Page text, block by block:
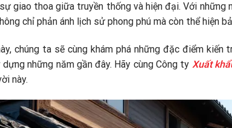
giao thoa giữa truyền thống và hiện đại. Với
chỉ phản ánh lịch sử phong phú mà còn thể hiện
chúng ta sẽ cùng khám phá những đặc điểm
những năm gần đây. Hãy cùng Công ty Xuất
này.